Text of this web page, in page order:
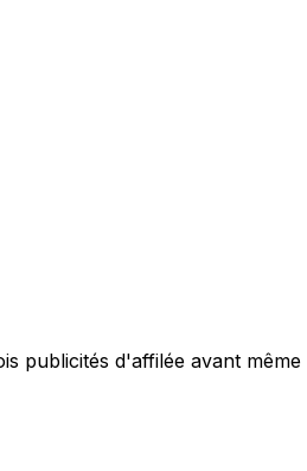
publicités d'affilée avant